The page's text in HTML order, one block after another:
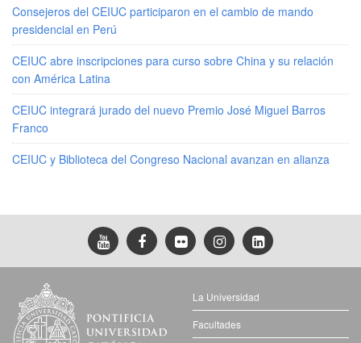
Consejeros del CEIUC participaron en el cambio de mando
presidencial en Perú
CEIUC abre inscripciones para curso sobre China y su relación
con América Latina
CEIUC integrará jurado del nuevo Premio José Miguel Barros
Franco
CEIUC y Biblioteca del Congreso Nacional avanzan en alianza
La Universidad
Facultades